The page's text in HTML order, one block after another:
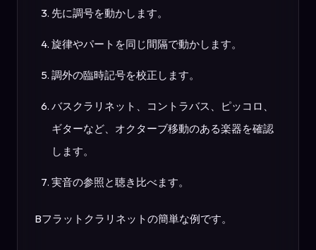
先に調号を動かします。
旋律やパートを同じ間隔で動かします。
調外の臨時記号を校正します。
バスクラリネット、コントラバス、ピッコロ、
ギターなど、オクターブ移動のある楽器を確認
します。
実音の参照と聴き比べます。
Bフラットクラリネットの簡単な例です。